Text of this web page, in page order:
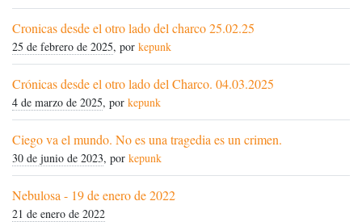
Cronicas desde el otro lado del charco 25.02.25
25 de febrero de 2025, por kepunk
Crónicas desde el otro lado del Charco. 04.03.2025
4 de marzo de 2025, por kepunk
Ciego va el mundo. No es una tragedia es un crimen.
30 de junio de 2023, por kepunk
Nebulosa - 19 de enero de 2022
21 de enero de 2022